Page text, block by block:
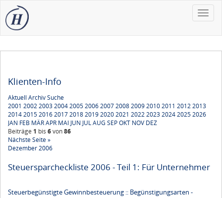
Toggle
Klienten-Info
Aktuell ArchivSuche
2001 2002200320042005200620072008200920102011 20122013
20142015201620172018201920202021 20222023202420252026
JAN FEB MÄRAPR MAI JUN JULAUG SEPOKT NOV DEZ
Beiträge 1 bis 6von86
Nächste Seite »
Dezember 2006
Steuersparcheckliste 2006 - Teil 1: Für Unternehmer
Steuerbegünstigte Gewinnbesteuerung :: Begünstigungsarten -